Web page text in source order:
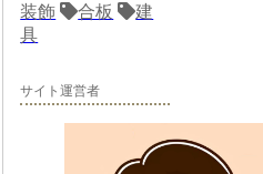
装飾
合板
建
具
サイト運営者